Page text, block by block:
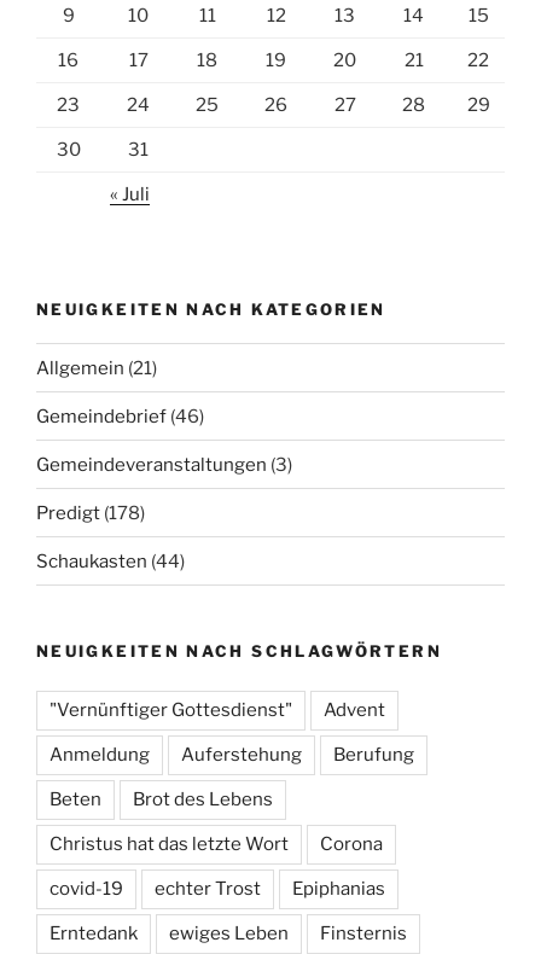
9 10 11 12 13 14 15
16 17 18 19 20 21 22
23 24 25 26 27 28 29
30 31
« Juli
NEUIGKEITEN NACH KATEGORIEN
Allgemein (21)
Gemeindebrief (46)
Gemeindeveranstaltungen (3)
Predigt (178)
Schaukasten (44)
NEUIGKEITEN NACH SCHLAGWÖRTERN
"Vernünftiger Gottesdienst" Advent
Anmeldung Auferstehung Berufung
Beten Brot des Lebens
Christus hat das letzte Wort Corona
covid-19 echter Trost Epiphanias
Erntedank ewiges Leben Finsternis